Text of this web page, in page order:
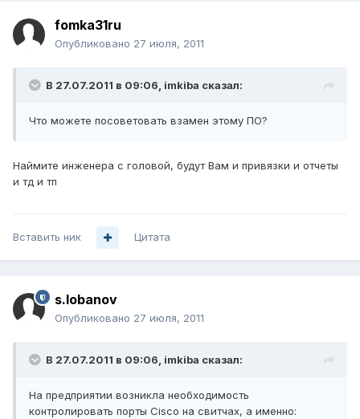
fomka31ru
Опубликовано 27 июля, 2011
В 27.07.2011 в 09:06, imkiba сказал:
Что можете посоветовать взамен этому ПО?
Наймите инженера с головой, будут Вам и привязки и отчеты
и тд и тп
Вставить ник Цитата
s.lobanov
Опубликовано 27 июля, 2011
В 27.07.2011 в 09:06, imkiba сказал:
На предприятии возникла необходимость
контролировать порты Cisco на свитчах, а именно: